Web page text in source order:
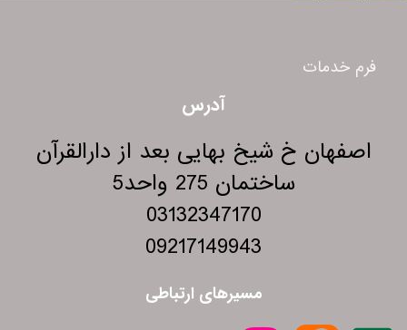
فرم خدمات
آدرس
اصفهان خ شیخ بهایی بعد از دارالقرآن
ساختمان 275 واحد5
03132347170
09217149943
مسیرهای ارتباطی